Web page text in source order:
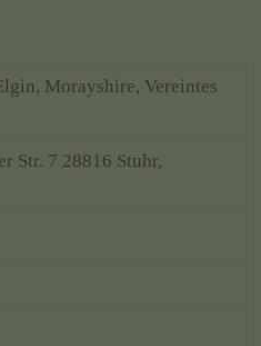
Morayshire, Vereintes
Str. 7 28816 Stuhr,